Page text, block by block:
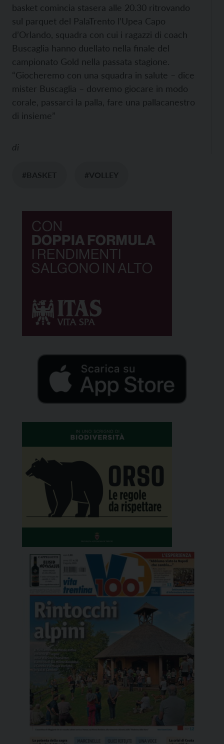
basket comincia stasera alle 20.30 ritrovando
sul parquet del PalaTrento l’Upea Capo
d’Orlando, squadra con cui i ragazzi di coach
Buscaglia hanno duellato nella finale del
campionato Gold nella passata stagione.
“Giocheremo con una squadra in salute – dice
mister Buscaglia – dovremo giocare in modo
corale, passarci la palla, fare una pallacanestro
di insieme”
di
#BASKET #VOLLEY